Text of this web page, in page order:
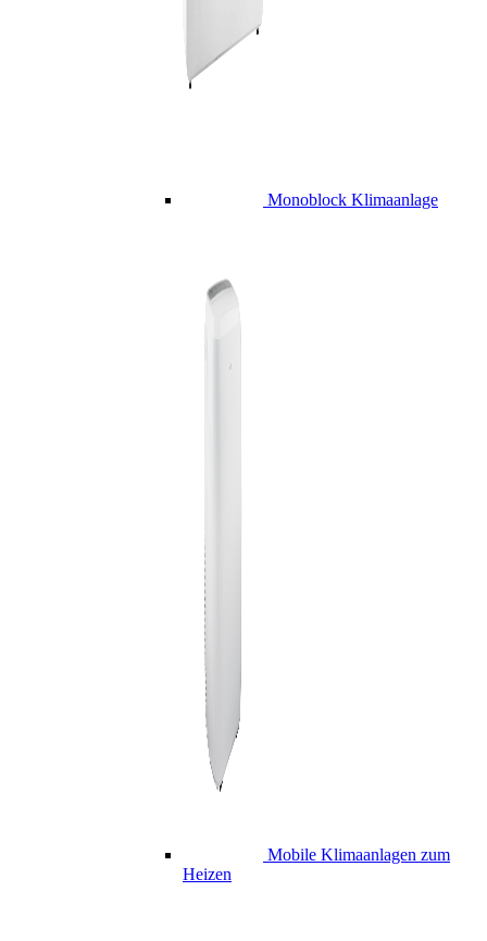
Monoblock Klimaanlage
Mobile Klimaanlagen zum
Heizen